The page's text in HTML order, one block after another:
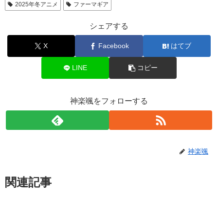
2025年冬アニメ ファーマギア
シェアする
X Facebook はてブ
LINE コピー
神楽颯をフォローする
神楽颯
関連記事